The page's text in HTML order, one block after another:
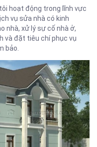
hoạt động trong lĩnh vực
vụ sửa nhà có kinh
nhà, xử lý sự cố nhà ở,
và đặt tiêu chí phục vụ
bảo.